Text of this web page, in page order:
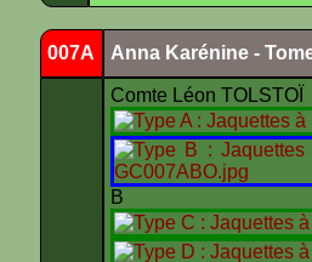
007A Anna Karénine -
Comte Léon TOLSTOÏ
B